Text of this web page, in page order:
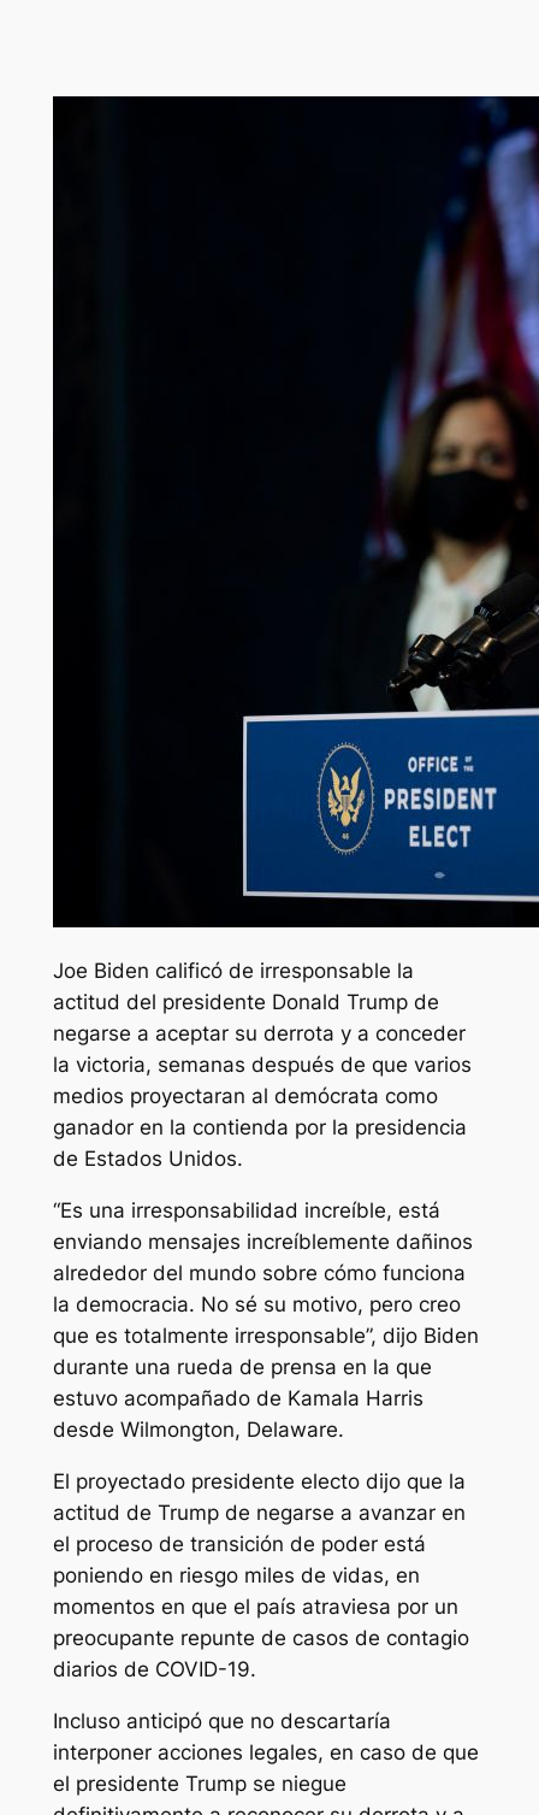
Joe Biden calificó de irresponsable la
actitud del presidente Donald Trump de
negarse a aceptar su derrota y a conceder
la victoria, semanas después de que varios
medios proyectaran al demócrata como
ganador en la contienda por la presidencia
de Estados Unidos.
“Es una irresponsabilidad increíble, está
enviando mensajes increíblemente dañinos
alrededor del mundo sobre cómo funciona
la democracia. No sé su motivo, pero creo
que es totalmente irresponsable”, dijo Biden
durante una rueda de prensa en la que
estuvo acompañado de Kamala Harris
desde Wilmongton, Delaware.
El proyectado presidente electo dijo que la
actitud de Trump de negarse a avanzar en
el proceso de transición de poder está
poniendo en riesgo miles de vidas, en
momentos en que el país atraviesa por un
preocupante repunte de casos de contagio
diarios de COVID-19.
Incluso anticipó que no descartaría
interponer acciones legales, en caso de que
el presidente Trump se niegue